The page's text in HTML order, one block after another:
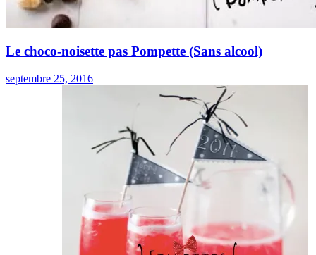
Le choco-noisette pas Pompette (Sans alcool)
septembre 25, 2016